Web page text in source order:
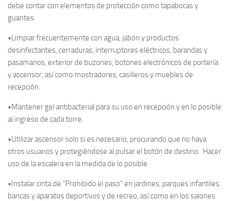
debe contar con elementos de protección como tapabocas y
guantes.
•Limpiar frecuentemente con agua, jabón y productos
desinfectantes, cerraduras, interruptores eléctricos, barandas y
pasamanos, exterior de buzones, botones electrónicos de portería
y ascensor, así como mostradores, casilleros y muebles de
recepción.
•Mantener gel antibacterial para su uso en recepción y en lo posible
al ingreso de cada torre.
•Utilizar ascensor solo si es necesario, procurando que no haya
otros usuarios y protegiéndose al pulsar el botón de destino. Hacer
uso de la escalera en la medida de lo posible.
•Instalar cinta de “Prohibido el paso” en jardines, parques infantiles,
bancas y aparatos deportivos y de recreo, así como en los salones